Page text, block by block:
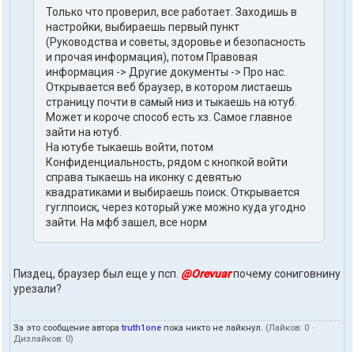
п
о
л
ь
з
о
в
а
т
е
л
я
t
r
u
t
h
1
o
e
Только что проверил, все работает. Заходишь в
настройки, выбираешь первый пункт
(Руководства и советы, здоровье и безопасность
и прочая информация), потом Правовая
информация -> Другие документы -> Про нас.
Открывается веб браузер, в котором листаешь
страницу почти в самый низ и тыкаешь на ютуб.
Может и короче способ есть хз. Самое главное
зайти на ютуб.
На ютубе тыкаешь войти, потом
Конфиденциальность, рядом с кнопкой войти
справа тыкаешь на иконку с девятью
квадратиками и выбираешь поиск. Открывается
гуглпоиск, через который уже можно куда угодно
зайти. На мфб зашел, все норм
Пиздец, браузер был еще у псп. @Orevuarпочему сониговнину
урезали?
За это сообщение автораtruth1one пока никто не лайкнул. (Лайков: 0 ·
Дизлайков: 0)